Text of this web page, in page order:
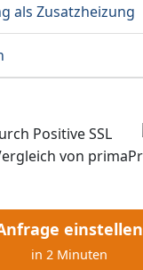
als Zusatzheizung
einstellen
in 2 Minuten